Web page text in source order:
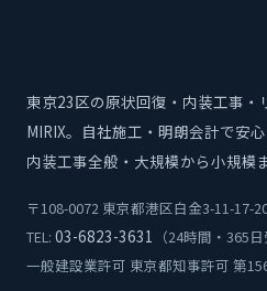
東京23区の原状回復・内装工事・
MIRIX。自社施工・明朗会計で安
内装工事全般・大規模から小規模
〒108-0072 東京都港区白金3-11-17-
TEL: 03-6823-3631
（24時間・365日
一般建設業許可 東京都知事許可 第